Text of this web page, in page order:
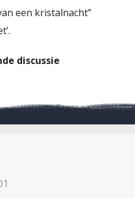
een kristalnacht”
discussie